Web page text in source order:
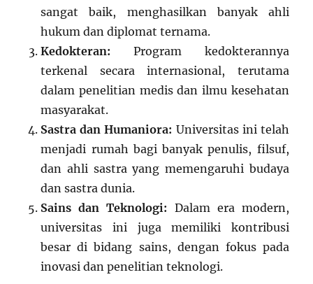
sangat baik, menghasilkan banyak ahli
hukum dan diplomat ternama.
Kedokteran: Program kedokterannya
terkenal secara internasional, terutama
dalam penelitian medis dan ilmu kesehatan
masyarakat.
Sastra dan Humaniora: Universitas ini telah
menjadi rumah bagi banyak penulis, filsuf,
dan ahli sastra yang memengaruhi budaya
dan sastra dunia.
Sains dan Teknologi: Dalam era modern,
universitas ini juga memiliki kontribusi
besar di bidang sains, dengan fokus pada
inovasi dan penelitian teknologi.